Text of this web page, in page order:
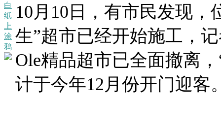
白
纸
上
涂
鸦
10月10日，有市民发现
生”超市已经开始施工，
Ole精品超市已全面撤离
计于今年12月份开门迎客